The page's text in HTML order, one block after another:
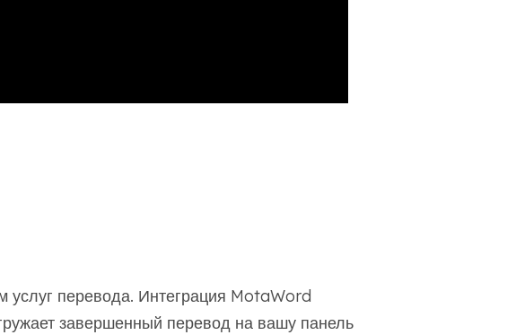
перевода. Интеграция MotaWord
завершенный перевод на вашу панель